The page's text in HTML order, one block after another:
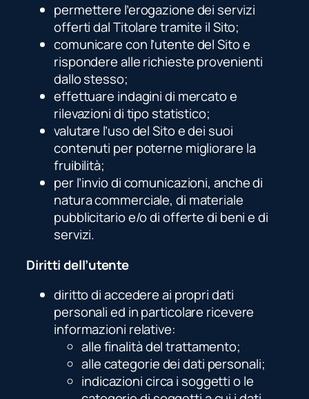
permettere l’erogazione dei servizi
offerti dal Titolare tramite il Sito;
comunicare con l’utente del Sito e
rispondere alle richieste provenienti
dallo stesso;
effettuare indagini di mercato e
rilevazioni di tipo statistico;
valutare l’uso del Sito e dei suoi
contenuti per poterne migliorare la
fruibilità;
per l’invio di comunicazioni, anche di
natura commerciale, di materiale
pubblicitario e/o di offerte di beni e di
servizi.
Diritti dell’utente
diritto di accedere ai propri dati
personali ed in particolare ricevere
informazioni relative:
alle finalità del trattamento;
alle categorie dei dati personali;
indicazioni circa i soggetti o le